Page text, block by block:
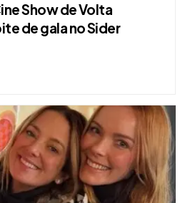
Show de Volta
de gala no Sider